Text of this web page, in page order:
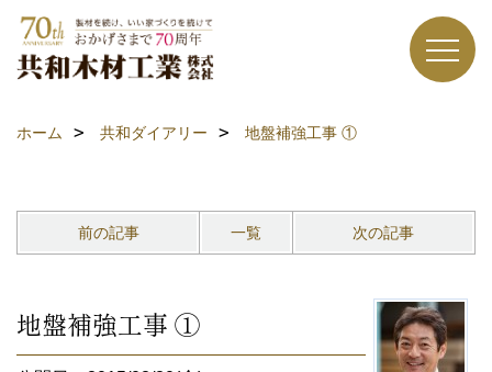
ホーム 共和ダイアリー 地盤補強工事 ①
前の記事 一覧 次の記事
地盤補強工事 ①